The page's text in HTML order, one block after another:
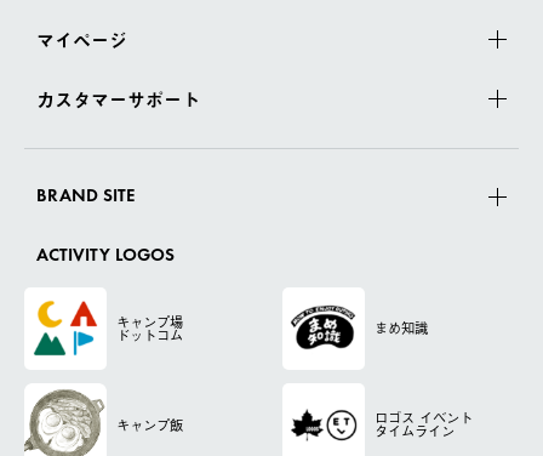
マイページ
カスタマーサポート
BRAND SITE
ACTIVITY LOGOS
キャンプ場
ドットコム まめ知識
キャンプ飯 ロゴス イベント
タイムライン